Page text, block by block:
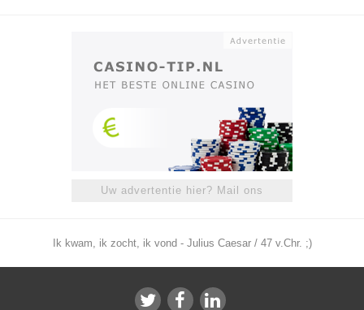
Uw advertentie hier? Mail ons
Ik kwam, ik zocht, ik vond - Julius Caesar / 47 v.Chr. ;)